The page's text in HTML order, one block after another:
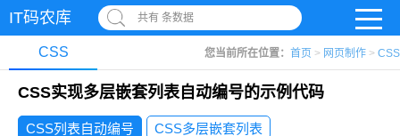
IT码农库 共有 条数据
您当前所在位置： 首页 > 网页制作 > CSS
CSS
CSS实现多层嵌套列表自动编号的示例代码
CSS列表自动编号 CSS多层嵌套列表